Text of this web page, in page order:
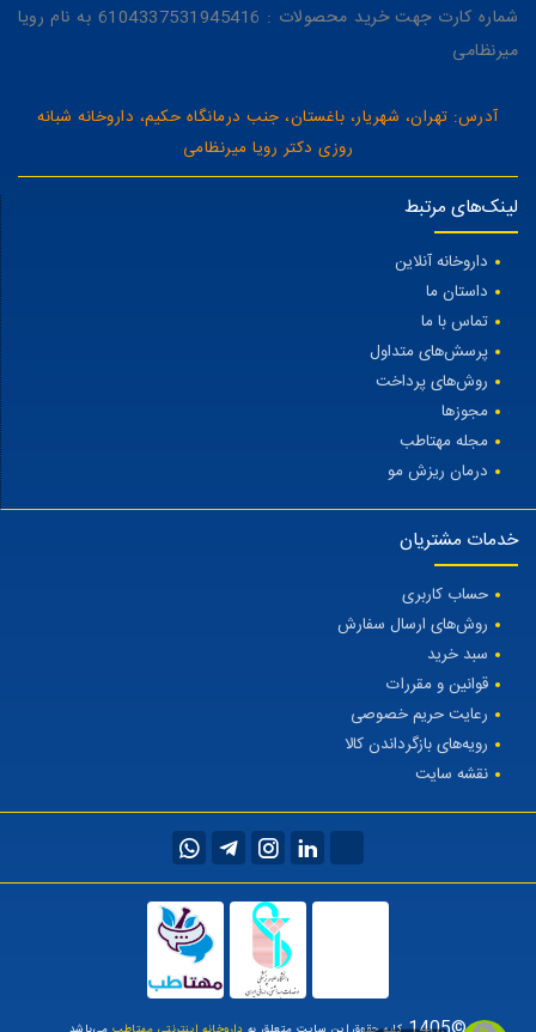
شماره کارت جهت خرید محصولات : 6104337531945416 به نام رویا
میرنظامی
آدرس: تهران، شهریار، باغستان، جنب درمانگاه حکیم، داروخانه شبانه
روزی دکتر رویا میرنظامی
لینک‌های مرتبط
داروخانه آنلاین
داستان ما
تماس با ما
پرسش‌های متداول
روش‌های پرداخت
مجوزها
مجله مهتاطب
درمان ریزش مو
خدمات مشتریان
حساب کاربری
روش‌های ارسال سفارش
سبد خرید
قوانین و مقررات
رعایت حریم خصوصی
رویه‌های بازگرداندن کالا
نقشه سایت